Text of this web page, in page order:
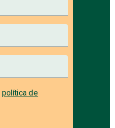
política de